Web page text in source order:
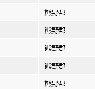
熊野郡
熊野郡
熊野郡
熊野郡
熊野郡